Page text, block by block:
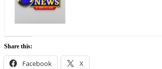
Share this:
Facebook X